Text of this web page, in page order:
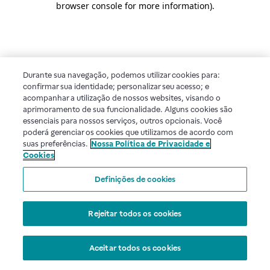
browser console for more information).
Durante sua navegação, podemos utilizar cookies para:
confirmar sua identidade; personalizar seu acesso; e
acompanhar a utilização de nossos websites, visando o
aprimoramento de sua funcionalidade. Alguns cookies são
essenciais para nossos serviços, outros opcionais. Você
poderá gerenciar os cookies que utilizamos de acordo com
suas preferências. Nossa Política de Privacidade e
Cookies
Definições de cookies
Rejeitar todos os cookies
Aceitar todos os cookies